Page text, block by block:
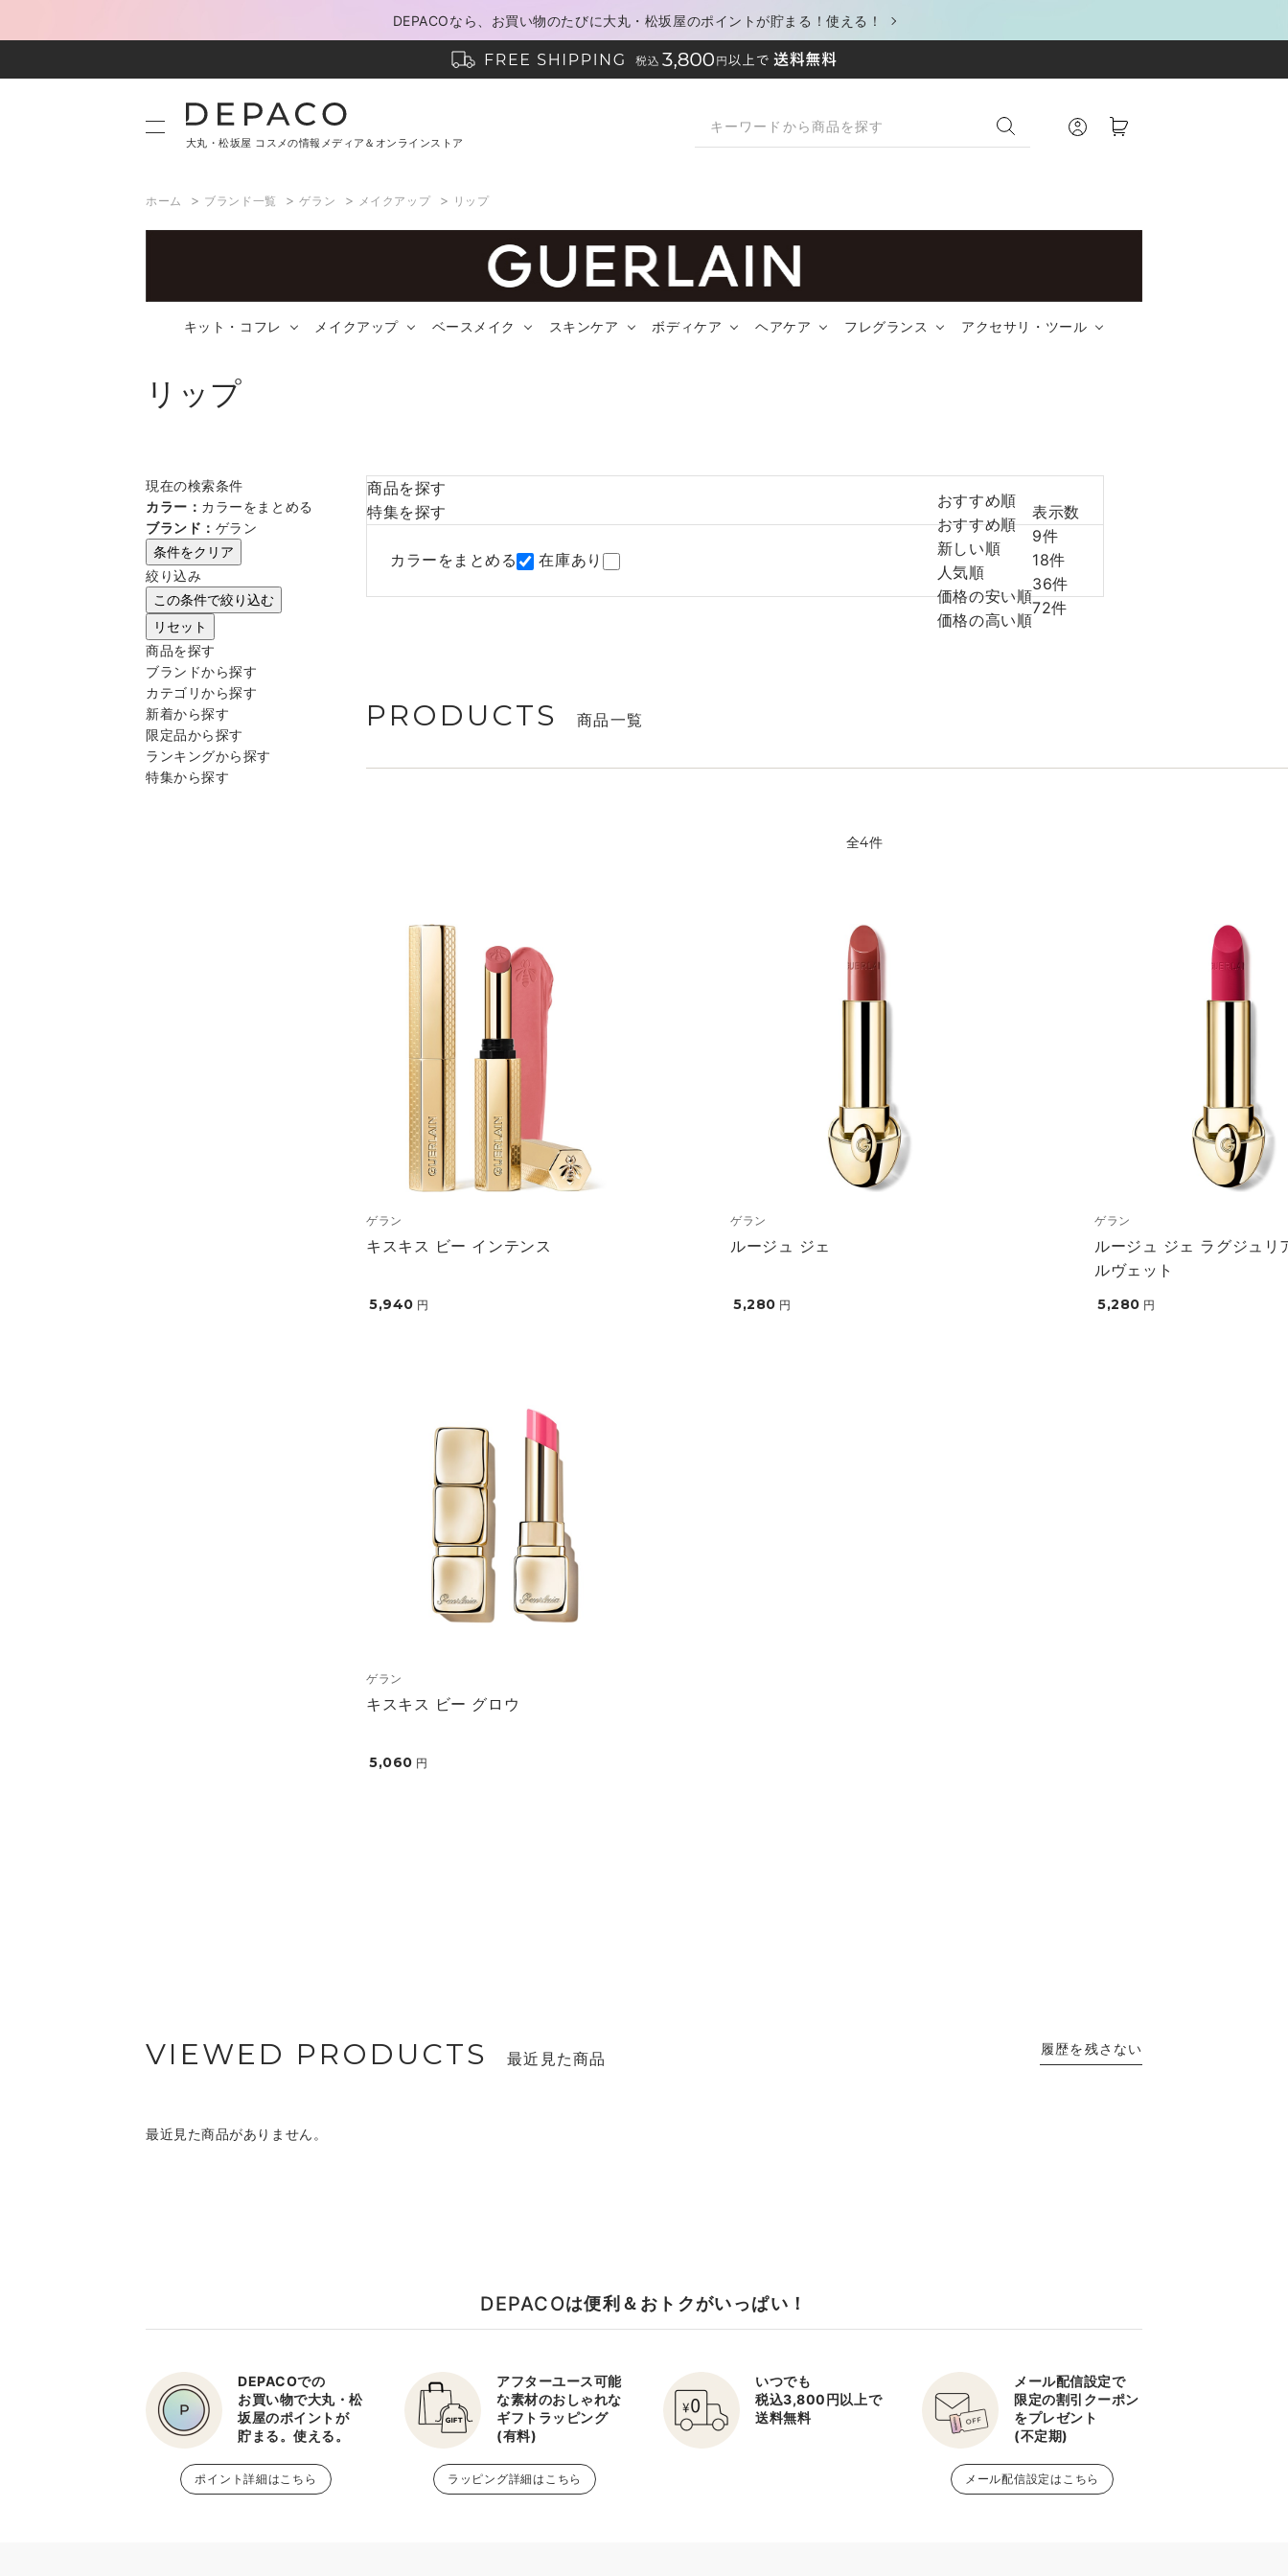
DEPACOなら、お買い物のたびに大丸・松坂屋のポイントが貯まる！使える！
大丸・松坂屋 コスメの情報メディア＆オンラインストア
ホーム > ブランド一覧 >ゲラン > メイクアップ > リップ
キット・コフレ メイクアップ ベースメイク スキンケア ボディケア ヘアケア フレグランス アクセサリ・ツール
リップ
現在の検索条件
カラー： カラーをまとめる
ブランド： ゲラン
条件をクリア
絞り込み
この条件で絞り込む
リセット
商品を探す
ブランドから探す
カテゴリから探す
新着から探す
限定品から探す
ランキングから探す
特集から探す
商品を探す
特集を探す
カラーをまとめる 在庫あり
おすすめ順
おすすめ順
新しい順
人気順
価格の安い順
価格の高い順
表示数
9件
18件
36件
72件
PRODUCTS 商品一覧
全4件
ゲラン
キスキス ビー インテンス
5,940 円
ゲラン
ルージュ ジェ
5,280 円
ゲラン
ルージュ ジェ ラグジュリ
ルヴェット
5,280 円
ゲラン
キスキス ビー グロウ
5,060 円
VIEWED PRODUCTS 最近見た商品
最近見た商品がありません。
履歴を残さない
DEPACOは便利＆おトクがいっぱい！
DEPACOでの
お買い物で大丸・松
坂屋のポイントが
貯まる。使える。
ポイント詳細はこちら
アフターユース可能
な素材のおしゃれな
ギフトラッピング
(有料)
ラッピング詳細はこちら
いつでも
税込3,800円以上で
送料無料
メール配信設定で
限定の割引クーポン
をプレゼント
(不定期)
メール配信設定はこちら